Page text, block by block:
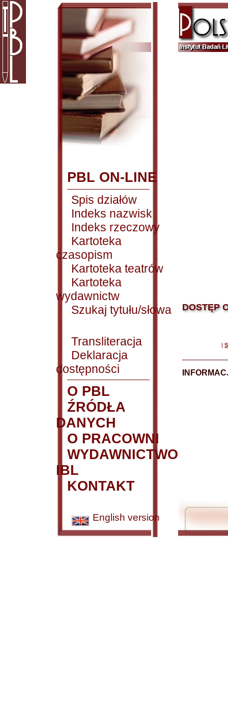
PBL ON-LINE
Spis działów
Indeks nazwisk
Indeks rzeczowy
Kartoteka
czasopism
Kartoteka teatrów
Kartoteka
wydawnictw
Szukaj tytułu/słowa
Transliteracja
Deklaracja
dostępności
O PBL
ŹRÓDŁA
DANYCH
O PRACOWNI
WYDAWNICTWO
IBL
KONTAKT
English version
DOSTĘP
|